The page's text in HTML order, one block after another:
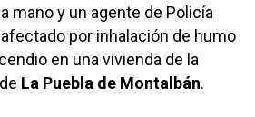
mano y un agente de Policía
por inhalación de humo
en una vivienda de la
La Puebla de Montalbán.